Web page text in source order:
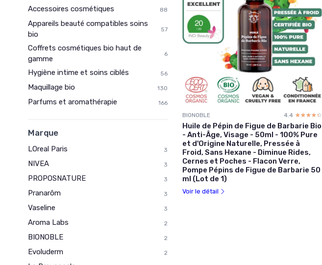
Accessoires cosmétiques 88
Appareils beauté compatibles soins
bio
57
Coffrets cosmétiques bio haut de
gamme
6
Hygiène intime et soins ciblés 56
Maquillage bio 130
Parfums et aromathérapie 166
Marque
LOreal Paris 3
NIVEA 3
PROPOSNATURE 3
Pranarôm 3
Vaseline 3
Aroma Labs 2
BIONOBLE 2
Evoluderm 2
BIONOBLE 4.4 ☆☆☆☆☆
★★★★★
Huile de Pépin de Figue de Barbarie Bio
- Anti-Âge, Visage - 50ml - 100% Pure
et d'Origine Naturelle, Pressée à
Froid, Sans Hexane - Diminue Rides,
Cernes et Poches - Flacon Verre,
Pompe Pépins de Figue de Barbarie 50
ml (Lot de 1)
Voir le détail